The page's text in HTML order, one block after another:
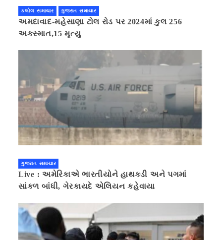
કલોલ સમાચાર ગુજરાત સમાચાર
અમદાવાદ-મહેસાણા ટોલ રોડ પર 2024માં કુલ 256
અકસ્માત,15 મૃત્યુ
ગુજરાત સમાચાર
Live : અમેરિકાએ ભારતીયોને હાથકડી અને પગમાં
સાંકળ બાંધી, ગેરકાયદે એલિયન કહેવાયા